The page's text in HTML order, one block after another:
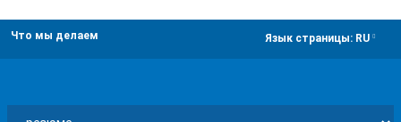
Что мы делаем Язык страницы: RU